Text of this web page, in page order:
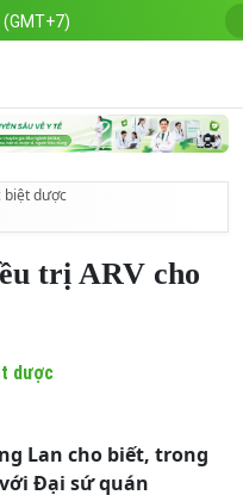
biệt dược
nhiễm HIV
trị ARV cho
dược
Lan cho biết, trong
Đại sứ quán